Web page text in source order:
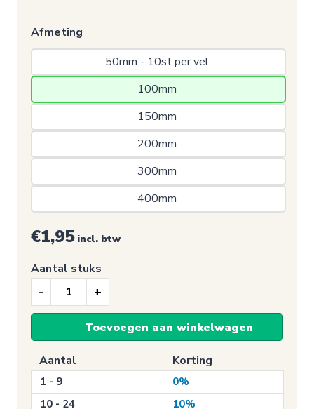
Afmeting
50mm - 10st per vel
100mm
150mm
200mm
300mm
400mm
€1,95 incl. btw
Nooduitgang
sticker,
Vluchtladder
aantal
Aantal stuks
Toevoegen aan winkelwagen
Aantal Korting
1 - 9
0%
10 - 24
10%